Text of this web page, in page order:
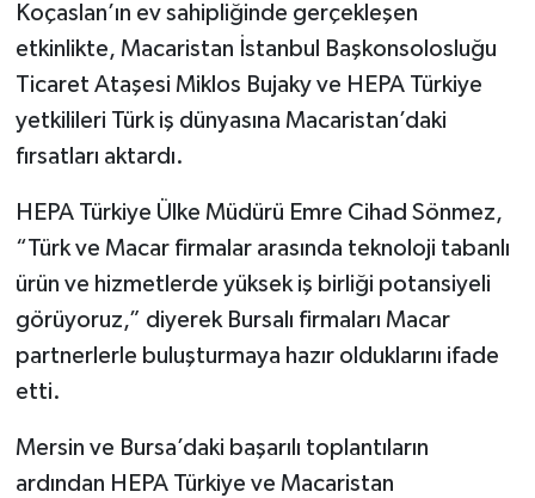
Koçaslan’ın ev sahipliğinde gerçekleşen
etkinlikte, Macaristan İstanbul Başkonsolosluğu
Ticaret Ataşesi Miklos Bujaky ve HEPA Türkiye
yetkilileri Türk iş dünyasına Macaristan’daki
fırsatları aktardı.
HEPA Türkiye Ülke Müdürü Emre Cihad Sönmez,
“Türk ve Macar firmalar arasında teknoloji tabanlı
ürün ve hizmetlerde yüksek iş birliği potansiyeli
görüyoruz,” diyerek Bursalı firmaları Macar
partnerlerle buluşturmaya hazır olduklarını ifade
etti.
Mersin ve Bursa’daki başarılı toplantıların
ardından HEPA Türkiye ve Macaristan